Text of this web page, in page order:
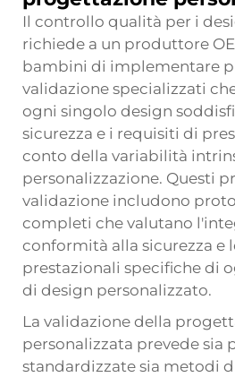
Il controllo qualità per i
richiede a un produttore
bambini di implementare
validazione specializzati
ogni singolo design
sicurezza e i requisiti di
conto della variabilità
personalizzazione. Questi
validazione includono
completi che valutano
conformità alla sicurezza e
prestazionali specifiche di
di design personalizzato.
La validazione della
personalizzata prevede sia
standardizzate sia metodi